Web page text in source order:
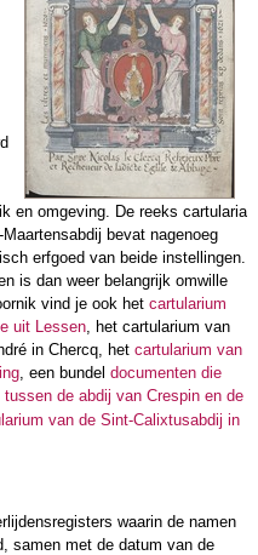
en omgeving. De reeks cartularia
bevat nagenoeg
erfgoed van beide instellingen.
is dan weer belangrijk omwille
vind je ook het cartularium
uit Lessen, het cartularium van
in Chercq, het cartularium van
, een bundel documenten die
de abdij van Crespin en de
van de Sint-Calixtusabdij in
waarin de namen
samen met de datum van de